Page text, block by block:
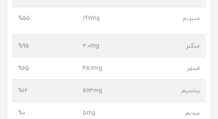
منیزیم 197mg
%55
منگنز 2.0mg
%95
فسفر 457mg
%65
پتاسیم 563mg
%12
سدیم 5mg
%0